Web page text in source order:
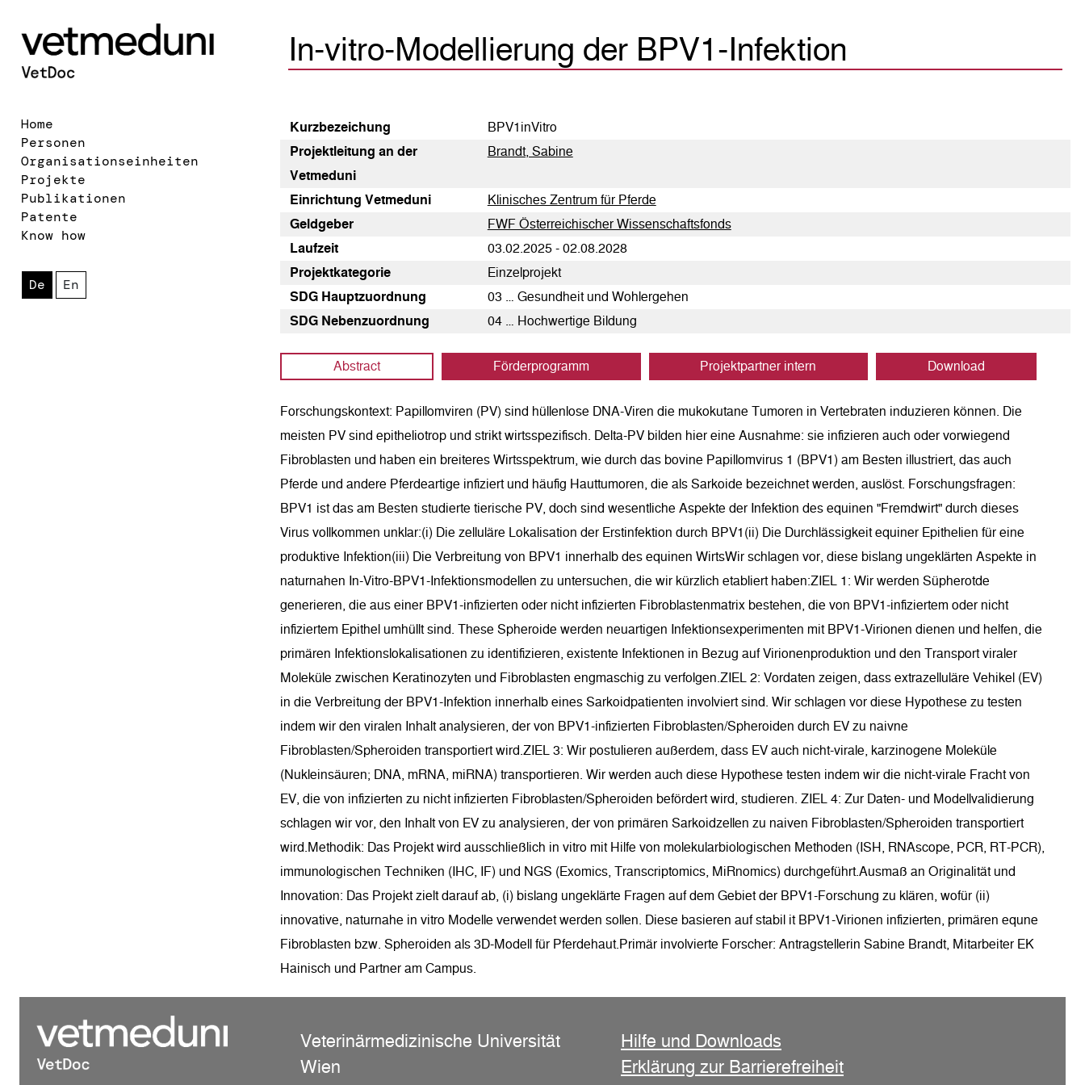
Home
Personen
Organisationseinheiten
Projekte
Publikationen
Patente
Know how
De En
In-vitro-Modellierung der BPV1-Infektion
Kurz­bezeich­ung
BPV1inVitro
Pro­jekt­lei­tung an der
Vetmeduni
Brandt, Sabine
Einrichtung Vetmeduni
Klinisches Zentrum für Pferde
Geldgeber
FWF Österreichischer Wissenschaftsfonds
Laufzeit
03.02.2025 - 02.08.2028
Pro­jekt­kategorie
Einzelprojekt
SDG Hauptzuordnung
03 … Gesundheit und Wohlergehen
SDG Nebenzuordnung
04 … Hochwertige Bildung
Abstract Förderprogramm Projektpartner intern Download
Forschungskontext: Papillomviren (PV) sind hüllenlose DNA-Viren die mukokutane Tumoren in Vertebraten induzieren können. Die
meisten PV sind epitheliotrop und strikt wirtsspezifisch. Delta-PV bilden hier eine Ausnahme: sie infizieren auch oder vorwiegend
Fibroblasten und haben ein breiteres Wirtsspektrum, wie durch das bovine Papillomvirus 1 (BPV1) am Besten illustriert, das auch
Pferde und andere Pferdeartige infiziert und häufig Hauttumoren, die als Sarkoide bezeichnet werden, auslöst. Forschungsfragen:
BPV1 ist das am Besten studierte tierische PV, doch sind wesentliche Aspekte der Infektion des equinen "Fremdwirt" durch dieses
Virus vollkommen unklar:(i) Die zelluläre Lokalisation der Erstinfektion durch BPV1(ii) Die Durchlässigkeit equiner Epithelien für eine
produktive Infektion(iii) Die Verbreitung von BPV1 innerhalb des equinen WirtsWir schlagen vor, diese bislang ungeklärten Aspekte in
naturnahen In-Vitro-BPV1-Infektionsmodellen zu untersuchen, die wir kürzlich etabliert haben:ZIEL 1: Wir werden Süpherotde
generieren, die aus einer BPV1-infizierten oder nicht infizierten Fibroblastenmatrix bestehen, die von BPV1-infiziertem oder nicht
infiziertem Epithel umhüllt sind. These Spheroide werden neuartigen Infektionsexperimenten mit BPV1-Virionen dienen und helfen, die
primären Infektionslokalisationen zu identifizieren, existente Infektionen in Bezug auf Virionenproduktion und den Transport viraler
Moleküle zwischen Keratinozyten und Fibroblasten engmaschig zu verfolgen.ZIEL 2: Vordaten zeigen, dass extrazelluläre Vehikel (EV)
in die Verbreitung der BPV1-Infektion innerhalb eines Sarkoidpatienten involviert sind. Wir schlagen vor diese Hypothese zu testen
indem wir den viralen Inhalt analysieren, der von BPV1-infizierten Fibroblasten/Spheroiden durch EV zu naivne
Fibroblasten/Spheroiden transportiert wird.ZIEL 3: Wir postulieren außerdem, dass EV auch nicht-virale, karzinogene Moleküle
(Nukleinsäuren; DNA, mRNA, miRNA) transportieren. Wir werden auch diese Hypothese testen indem wir die nicht-virale Fracht von
EV, die von infizierten zu nicht infizierten Fibroblasten/Spheroiden befördert wird, studieren. ZIEL 4: Zur Daten- und Modellvalidierung
schlagen wir vor, den Inhalt von EV zu analysieren, der von primären Sarkoidzellen zu naiven Fibroblasten/Spheroiden transportiert
wird.Methodik: Das Projekt wird ausschließlich in vitro mit Hilfe von molekularbiologischen Methoden (ISH, RNAscope, PCR, RT-PCR),
immunologischen Techniken (IHC, IF) und NGS (Exomics, Transcriptomics, MiRnomics) durchgeführt.Ausmaß an Originalität und
Innovation: Das Projekt zielt darauf ab, (i) bislang ungeklärte Fragen auf dem Gebiet der BPV1-Forschung zu klären, wofür (ii)
innovative, naturnahe in vitro Modelle verwendet werden sollen. Diese basieren auf stabil it BPV1-Virionen infizierten, primären equne
Fibroblasten bzw. Spheroiden als 3D-Modell für Pferdehaut.Primär involvierte Forscher: Antragstellerin Sabine Brandt, Mitarbeiter EK
Hainisch und Partner am Campus.
Veterinärmedizinische Universität
Wien
Hilfe und Downloads
Erklärung zur Barrierefreiheit